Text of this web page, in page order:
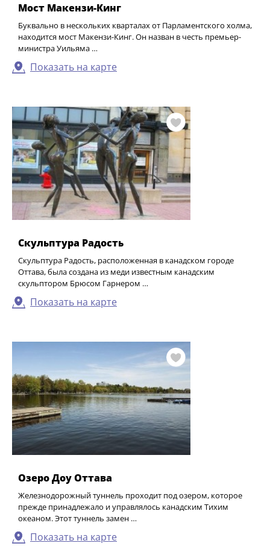
Мост Макензи-Кинг
Буквально в нескольких кварталах от Парламентского холма,
находится мост Макензи-Кинг. Он назван в честь премьер-
министра Уильяма …
Показать на карте
Скульптура Радость
Скульптура Радость, расположенная в канадском городе
Оттава, была создана из меди известным канадским
скульптором Брюсом Гарнером …
Показать на карте
Озеро Доу Оттава
Железнодорожный туннель проходит под озером, которое
прежде принадлежало и управлялось канадским Тихим
океаном. Этот туннель замен …
Показать на карте